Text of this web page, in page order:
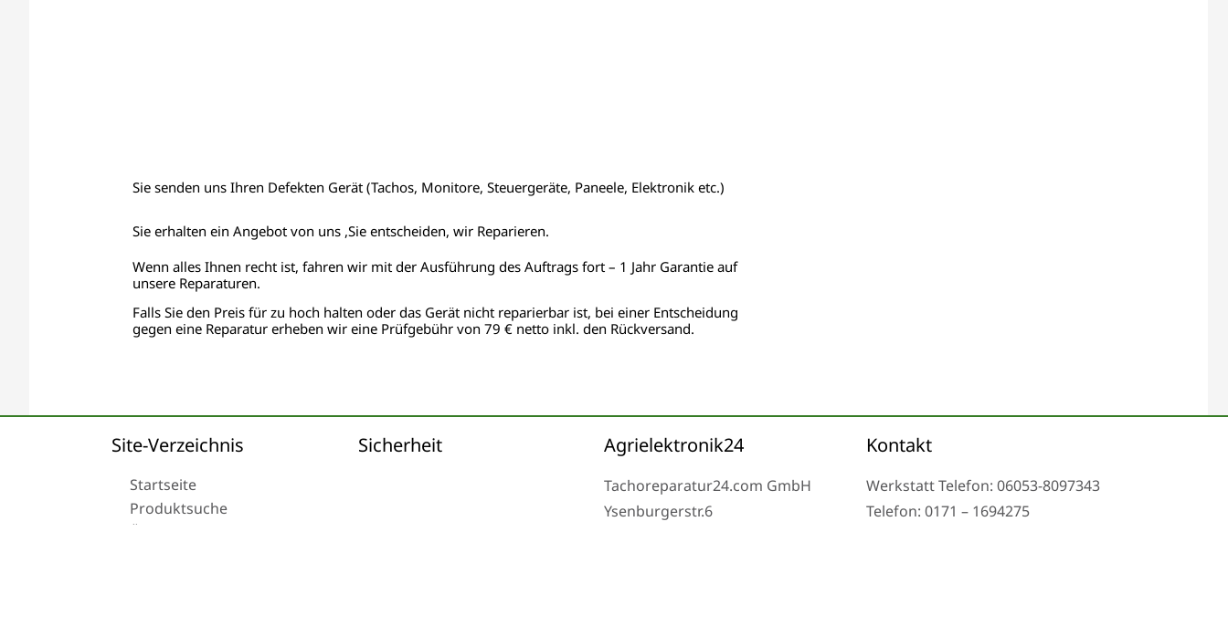
Sie senden uns Ihren Defekten Gerät (Tachos, Monitore, Steuergeräte, Paneele, Elektronik etc.)
Sie erhalten ein Angebot von uns ,Sie entscheiden, wir Reparieren.
Wenn alles Ihnen recht ist, fahren wir mit der Ausführung des Auftrags fort – 1 Jahr Garantie auf
unsere Reparaturen.
Falls Sie den Preis für zu hoch halten oder das Gerät nicht reparierbar ist, bei einer Entscheidung
gegen eine Reparatur erheben wir eine Prüfgebühr von 79 € netto inkl. den Rückversand.
Site-Verzeichnis
Startseite
Produktsuche
Sicherheit Agrielektronik24
Tachoreparatur24.com GmbH
Ysenburgerstr.6
Kontakt
Werkstatt Telefon: 06053-8097343
Telefon: 0171 – 1694275